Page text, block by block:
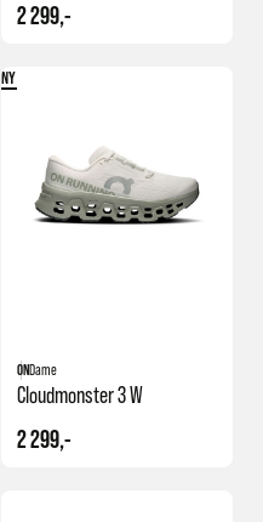
2 299,-
NY
ONDame
Cloudmonster 3 W
2 299,-